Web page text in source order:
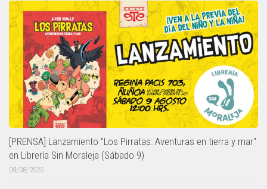
[PRENSA] Lanzamiento "Los Pirratas: Aventuras en tierra y mar"
en Librería Sin Moraleja (Sábado 9)
08/08/2025